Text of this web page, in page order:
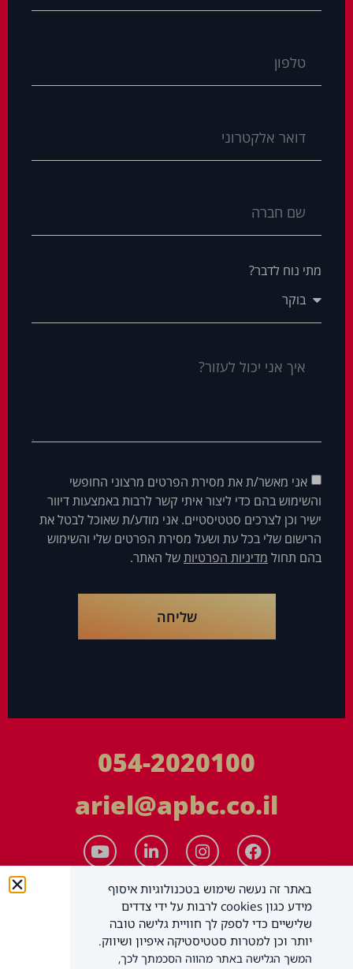
מתי נוח לדבר?
אני מאשר/ת את מסירת הפרטים מרצוני החופשי
והשימוש בהם כדי ליצור איתי קשר לרבות באמצעות דיוור
ישיר וכן לצרכים סטטיסטיים. אני מודע/ת שאוכל לבטל את
הרישום שלי בכל עת ושעל מסירת הפרטים שלי והשימוש
בהם תחול מדיניות הפרטיותשל האתר.
שליחה
054-2020100
ariel@apbc.co.il
באתר זה נעשה שימוש בטכנולוגיות איסוף
מידע כגון cookies לרבות על ידי צדדים
שלישיים כדי לספק לך חוויית גלישה טובה
יותר וכן למטרות סטטיסטיקה איפיון ושיווק.
המשך הגלישה באתר מהווה הסכמתך לכך,